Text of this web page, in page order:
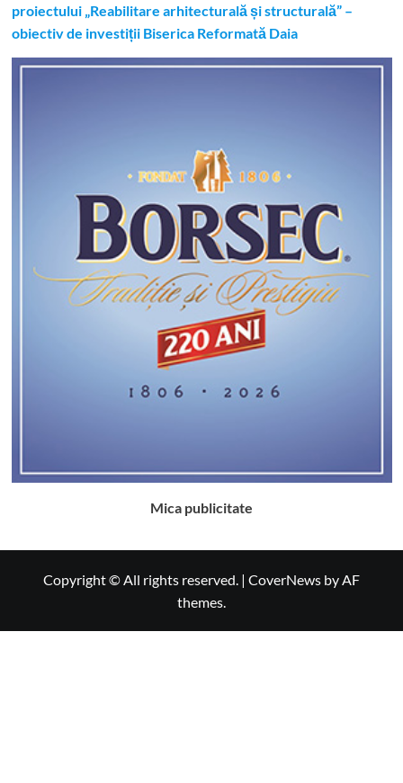
proiectului „Reabilitare arhitecturală și structurală” –
obiectiv de investiții Biserica Reformată Daia
Mica publicitate
Copyright © All rights reserved. | CoverNews by AF
themes.